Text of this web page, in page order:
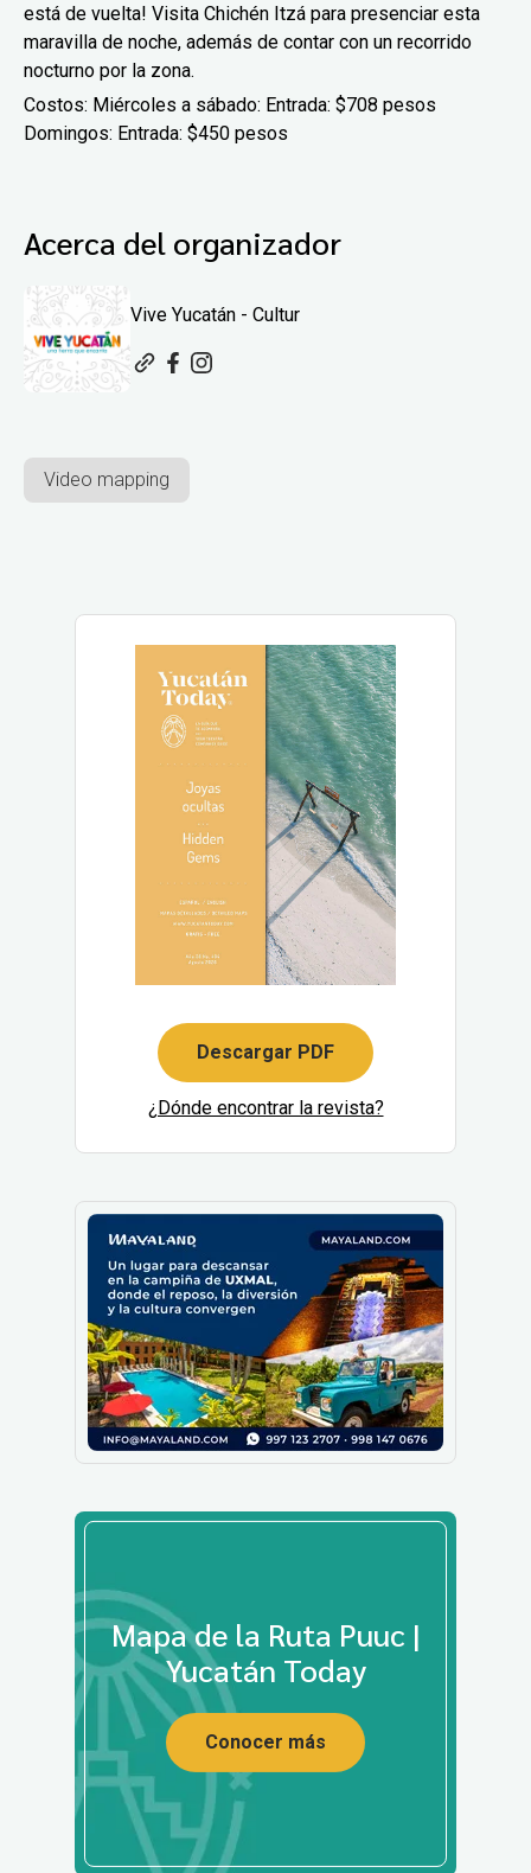
está de vuelta! Visita Chichén Itzá para presenciar esta
maravilla de noche, además de contar con un recorrido
nocturno por la zona.
Costos: Miércoles a sábado: Entrada: $708 pesos
Domingos: Entrada: $450 pesos
Acerca del organizador
Vive Yucatán - Cultur
Video mapping
Descargar PDF
¿Dónde encontrar la revista?
Mapa de la Ruta Puuc |
Yucatán Today
Conocer más